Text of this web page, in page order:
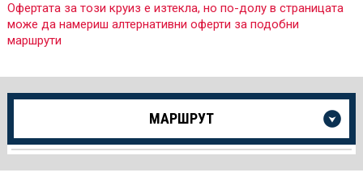
Офертата за този круиз е изтекла, но по-долу в страницата
може да намериш алтернативни оферти за подобни
маршрути
Още
за
Круиза
МАРШРУТ